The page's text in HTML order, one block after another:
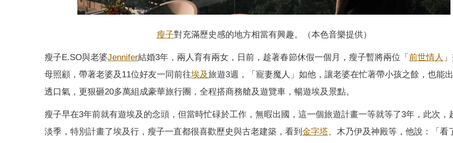
瘦子對充滿歷史感的地方相當有興趣。（本色音樂提供）
瘦子E.SO與老婆Jennifer結婚3年，兩人育有兩女，日前，趁著春節休假一個月，瘦子暫將兩位「 前世情人
母照顧，帶著老婆及11位好友一同前往埃及旅遊3週，「寵妻魔人」如他，讓老婆在忙著帶小孩之餘，也能
透口氣，更狠砸20多萬組成豪華旅行團，全程搭商務艙及遊覽車，暢遊埃及景點。
瘦子早在3年前就有遊埃及的念頭，但當時忙碌於工作，無暇出國，這一個旅遊計畫一等就等了3年，此次，
淡季，特別計畫了埃及行，瘦子一直都很喜歡歷史與古老建築，看到 金字塔、木乃伊及神殿等，他說：「看